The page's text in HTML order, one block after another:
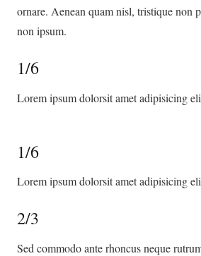
ornare. Aenean quam nisl, tristique non
non ipsum.
1/6
Lorem ipsum dolorsit amet adipisicing
1/6
Lorem ipsum dolorsit amet adipisicing
2/3
Sed commodo ante rhoncus neque